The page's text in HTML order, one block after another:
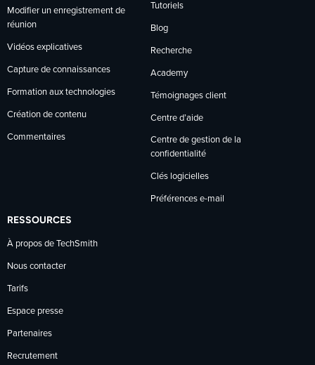
Modifier un enregistrement de
réunion
Vidéos explicatives
Capture de connaissances
Formation aux technologies
Création de contenu
Commentaires
Tutoriels
Blog
Recherche
Academy
Témoignages client
Centre d’aide
Centre de gestion de la
confidentialité
Clés logicielles
Préférences e-mail
RESSOURCES
À propos de TechSmith
Nous contacter
Tarifs
Espace presse
Partenaires
Recrutement